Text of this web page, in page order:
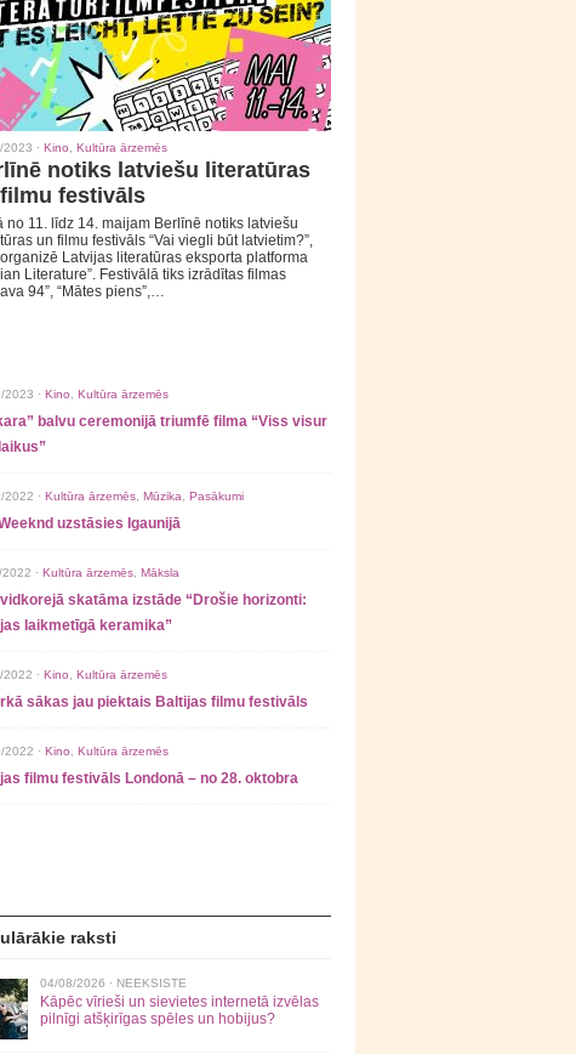
· Kino Kultūra ārzemēs
notiks latviešu literatūras
festivāls
no 11. līdz 14. maijam Berlīnē notiks latviešu
un filmu festivāls “Vai viegli būt latvietim?”,
Latvijas literatūras eksporta platforma
Literature”. Festivālā tiks izrādītas filmas
94”, “Mātes piens”,…
2023 · Kino Kultūra ārzemēs
balvu ceremonijā triumfē filma “Viss visur
2022 · Kultūra ārzemēs Mūzika Pasākumi
uzstāsies Igaunijā
· Kultūra ārzemēs Māksla
skatāma izstāde “Drošie horizonti:
laikmetīgā keramika”
· Kino Kultūra ārzemēs
sākas jau piektais Baltijas filmu festivāls
2022 · Kino Kultūra ārzemēs
filmu festivāls Londonā – no 28. oktobra
raksti
04/08/2026 · NEEKSISTE
Kāpēc vīrieši un sievietes internetā izvēlas
pilnīgi atšķirīgas spēles un hobijus?